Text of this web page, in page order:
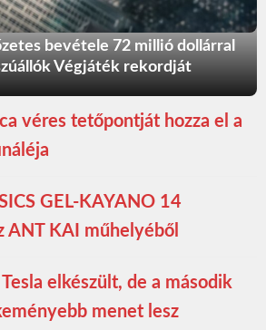
bevétele 72 millió dollárral
Végjáték rekordját
véres tetőpontját hozza el a
GEL-KAYANO 14
ANT KAI műhelyéből
elkészült, de a második
menet lesz